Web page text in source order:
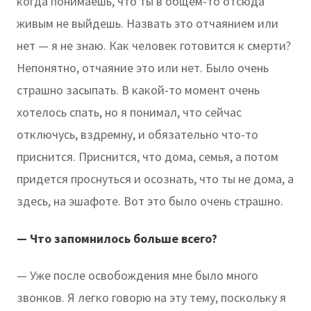
живым не выйдешь. Назвать это отчаянием или
нет — я не знаю. Как человек готовится к смерти?
Непонятно, отчаяние это или нет. Было очень
страшно засыпать. В какой-то момент очень
хотелось спать, но я понимал, что сейчас
отключусь, вздремну, и обязательно что-то
приснится. Приснится, что дома, семья, а потом
придется проснуться и осознать, что ты не дома, а
здесь, на эшафоте. Вот это было очень страшно.
— Что запомнилось больше всего?
— Уже после освобождения мне было много
звонков. Я легко говорю на эту тему, поскольку я